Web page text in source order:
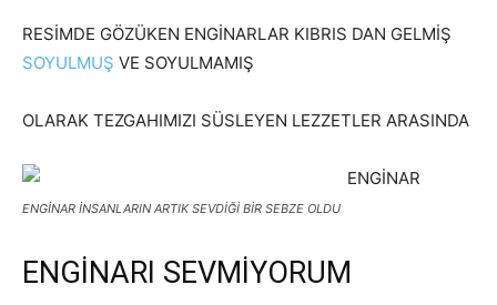
RESİMDE GÖZÜKEN ENGİNARLAR KIBRIS DAN GELMİŞ
SOYULMUŞ VE SOYULMAMIŞ
OLARAK TEZGAHIMIZI SÜSLEYEN LEZZETLER ARASINDA
ENGİNAR İNSANLARIN ARTIK SEVDİĞİ BİR SEBZE OLDU
ENGİNARI SEVMİYORUM